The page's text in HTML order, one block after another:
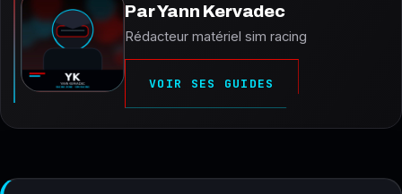
ParYann Kervadec
Rédacteur matériel sim racing
VOIR SES GUIDES